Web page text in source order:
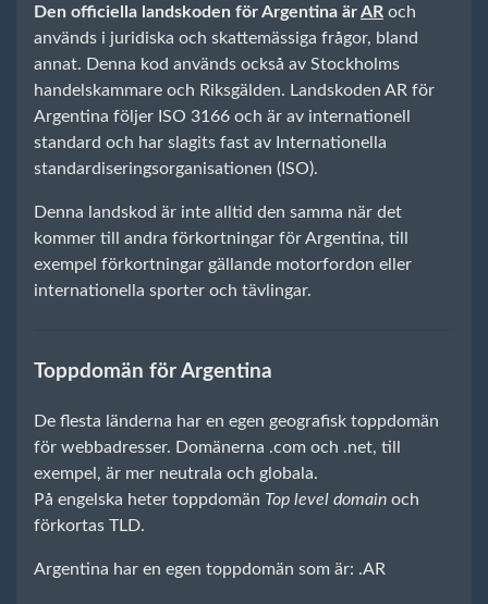
Den officiella landskoden för Argentina ärAR och
används i juridiska och skattemässiga frågor, bland
annat. Denna kod används också av Stockholms
handelskammare och Riksgälden. Landskoden AR för
Argentina följer ISO 3166 och är av internationell
standard och har slagits fast av Internationella
standardiseringsorganisationen (ISO).
Denna landskod är inte alltid den samma när det
kommer till andra förkortningar för Argentina, till
exempel förkortningar gällande motorfordon eller
internationella sporter och tävlingar.
Toppdomän för Argentina
De flesta länderna har en egen geografisk toppdomän
för webbadresser. Domänerna .com och .net, till
exempel, är mer neutrala och globala.
På engelska heter toppdomän Top level domain och
förkortas TLD.
Argentina har en egen toppdomän som är: .AR